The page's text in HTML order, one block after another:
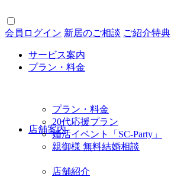
会員ログイン 新居のご相談 ご紹介特典
サービス案内
プラン・料金
プラン・料金
20代応援プラン
婚活イベント「SC-Party」
親御様 無料結婚相談
店舗案内
店舗紹介